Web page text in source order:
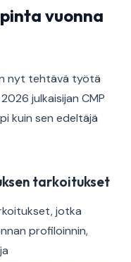
vuonna
nyt tehtävä työtä
julkaisijan CMP
kuin sen edeltäjä
tarkoitukset
jotka
profiloinnin,